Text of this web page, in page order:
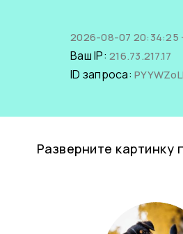
2026-08-07 20:34:25
Ваш IP: 216.73.217.17
ID запроса:
Разверните картинку